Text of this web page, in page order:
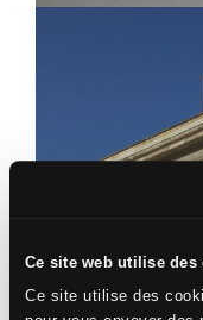
Ce site web utilise des
Ce site utilise des